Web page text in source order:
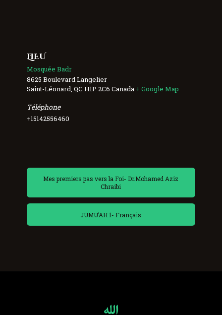
LIEU
Mosquée Badr
8625 Boulevard Langelier
Saint-Léonard QC H1P 2C6 Canada + Google Map
Téléphone
+15142556460
Mes premiers pas vers la Foi- Dr.Mohamed Aziz
Chraibi
JUMU’AH 1- Français